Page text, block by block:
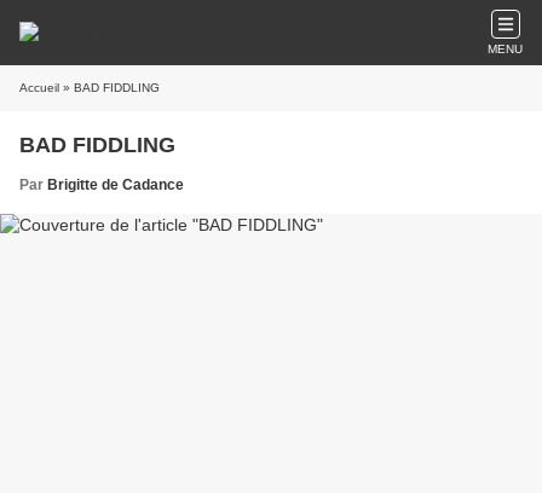
MENU
Accueil » BAD FIDDLING
BAD FIDDLING
Par Brigitte de Cadance